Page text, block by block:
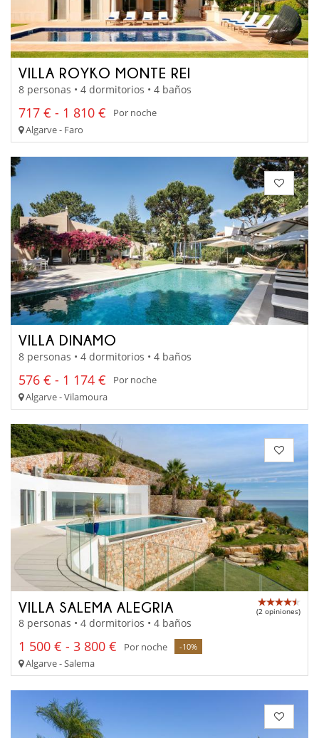
VILLA ROYKO MONTE REI
8 personas • 4 dormitorios • 4 baños
717 € - 1 810 €
Por noche
Algarve - Faro
VILLA DINAMO
8 personas • 4 dormitorios • 4 baños
576 € - 1 174 €
Por noche
Algarve - Vilamoura
VILLA SALEMA ALEGRIA (2 opiniones)
8 personas • 4 dormitorios • 4 baños
1 500 € - 3 800 € Por noche -10%
Algarve - Salema